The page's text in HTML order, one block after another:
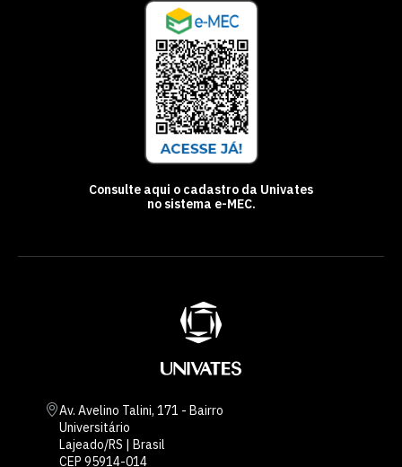
Consulte aqui o cadastro da Univates
no sistema e-MEC.
Av. Avelino Talini, 171 - Bairro
Universitário
Lajeado/RS | Brasil
CEP 95914-014